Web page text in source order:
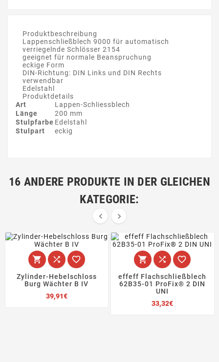
Produktbeschreibung
Lappenschließblech 9000 für automatisch
verriegelnde Schlösser 2154
geeignet für normale Beanspruchung
eckige Form
DIN-Richtung: DIN Links und DIN Rechts
verwendbar
Edelstahl
Produktdetails
Art
Lappen-Schliessblech
Länge
200 mm
Stulpfarbe Edelstahl
Stulpart
eckig
16 ANDERE PRODUKTE IN DER GLEICHEN
KATEGORIE:
 
  
Zylinder-Hebelschloss
Burg Wächter B IV
39,91€Preis
  
effeff Flachschließblech
62B35-01 ProFix® 2 DIN
UNI
33,32€Preis